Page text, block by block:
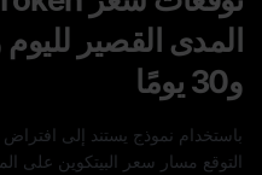
المدى القصير
و30 يومًا
التوقع مسار سعر البيتكوين على